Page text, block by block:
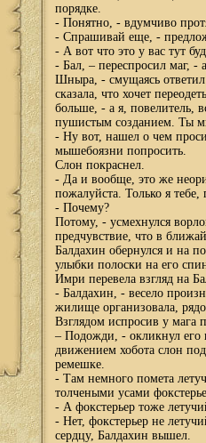
порядке.
- Понятно, - вдумчиво
- Спрашивай еще, -
- А вот что это у вас тут
- Бал, – переспросил маг, -
Шныра, - смущаясь
сказала, что хочет
больше, - а я, повелитель,
пушистым созданием. Ты
- Ну вот, нашел о чем
мышебоязни попросить.
Слон покраснел.
- Да и вообще, это же
пожалуйста. Только я
- Почему?
Потому, - усмехнулся
предчувствие, что в
Балдахин обернулся и на
улыбки полоски на его
Имри перевела взгляд на
- Балдахин, - весело
жилище организовала,
Взглядом испросив у мага
– Подожди, - окликнул его
движением хобота слон
ремешке.
- Там немного помета
толчеными усами
- А фокстерьер тоже
- Нет, фокстерьер не
сердцу, Балдахин вышел.